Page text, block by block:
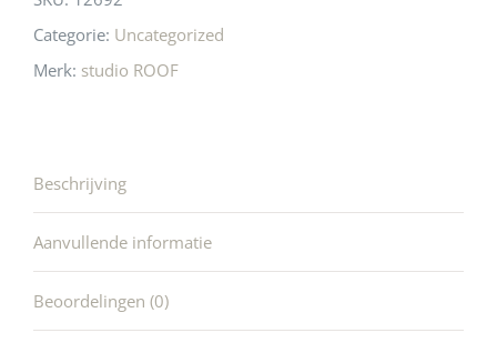
Categorie: Uncategorized
Merk: studio ROOF
Beschrijving
Aanvullende informatie
Beoordelingen (0)